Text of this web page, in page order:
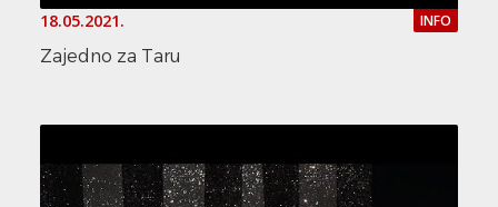
18.05.2021. INFO
Zajedno za Taru